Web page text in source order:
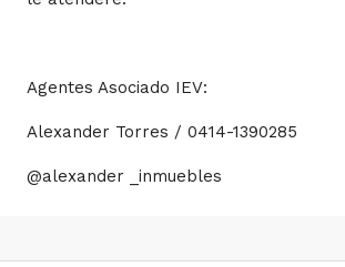
Agentes Asociado IEV:
Alexander Torres / 0414-1390285
@alexander _inmuebles